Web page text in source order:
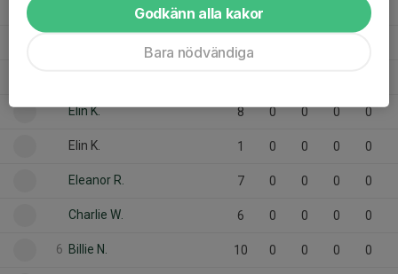
5 0
Elin K. 8 0 0 0 0
Elin K. 1 0 0 0 0
Eleanor R. 7 0 0 0 0
Charlie W. 6 0 0 0 0
6 Billie N. 10 0 0 0 0
Godkänn alla kakor
Bara nödvändiga